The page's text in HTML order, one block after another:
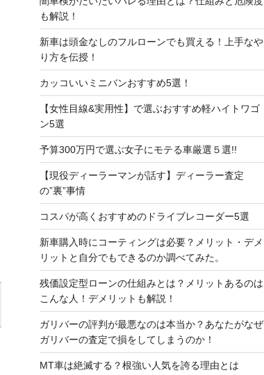
も解説！
新車は頭金なしのフルローンでも買える！上手なや
り方を伝授！
カッコいいミニバンおすすめ5選！
【女性目線&実用性】で選ぶおすすめ軽ハイトワゴ
ン5選
予算300万円で選ぶ女子にモテる車厳選５選!!
【現役ディーラーマンが話す】ディーラー査定
の”裏”事情
コスパが高くおすすめのドライブレコーダー5選
新車購入時にコーティングは必要？メリット・デメ
リットと自分でもできるのか調べてみた。
残価設定型ローンの仕組みとは？メリットあるのは
こんな人！デメリットも解説！
ガリバーの評判が最悪なのは本当か？あなたがなぜ
ガリバーの査定で損をしてしまうのか！
MT車は絶滅する？根強い人気を誇る理由とは